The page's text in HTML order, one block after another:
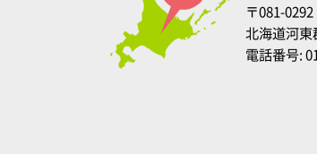
〒081-0292
北海道河
電話番号: